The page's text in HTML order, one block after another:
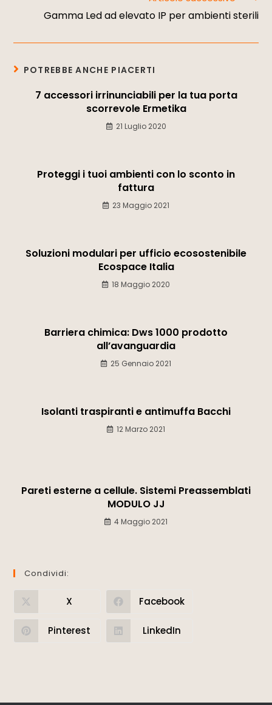
Gamma Led ad elevato IP per ambienti sterili
POTREBBE ANCHE PIACERTI
7 accessori irrinunciabili per la tua porta
scorrevole Ermetika
21 Luglio 2020
Proteggi i tuoi ambienti con lo sconto in
fattura
23 Maggio 2021
Soluzioni modulari per ufficio ecosostenibile
Ecospace Italia
18 Maggio 2020
Barriera chimica: Dws 1000 prodotto
all’avanguardia
25 Gennaio 2021
Isolanti traspiranti e antimuffa Bacchi
12 Marzo 2021
Pareti esterne a cellule. Sistemi Preassemblati
MODULO JJ
4 Maggio 2021
Condividi:
X Facebook
Pinterest LinkedIn